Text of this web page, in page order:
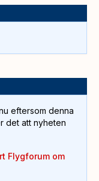
eftersom denna
det att nyheten
Flygforum om